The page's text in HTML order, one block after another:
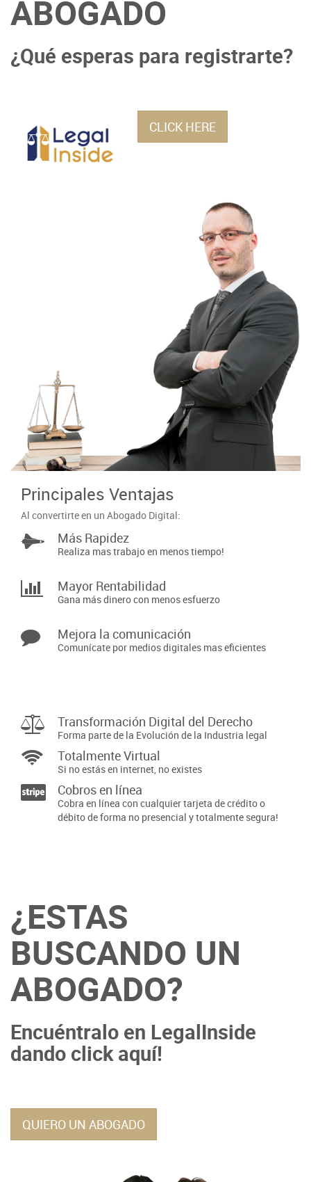
ABOGADO
¿Qué esperas para registrarte?
CLICK HERE
Principales Ventajas
Al convertirte en un Abogado Digital:
Más Rapidez
Realiza mas trabajo en menos tiempo!
Mayor Rentabilidad
Gana más dinero con menos esfuerzo
Mejora la comunicación
Comunícate por medios digitales mas eficientes
Transformación Digital del Derecho
Forma parte de la Evolución de la Industria legal
Totalmente Virtual
Si no estás en internet, no existes
Cobros en línea
Cobra en línea con cualquier tarjeta de crédito o
débito de forma no presencial y totalmente segura!
¿ESTAS
BUSCANDO UN
ABOGADO?
Encuéntralo en LegalInside
dando click aquí!
QUIERO UN ABOGADO